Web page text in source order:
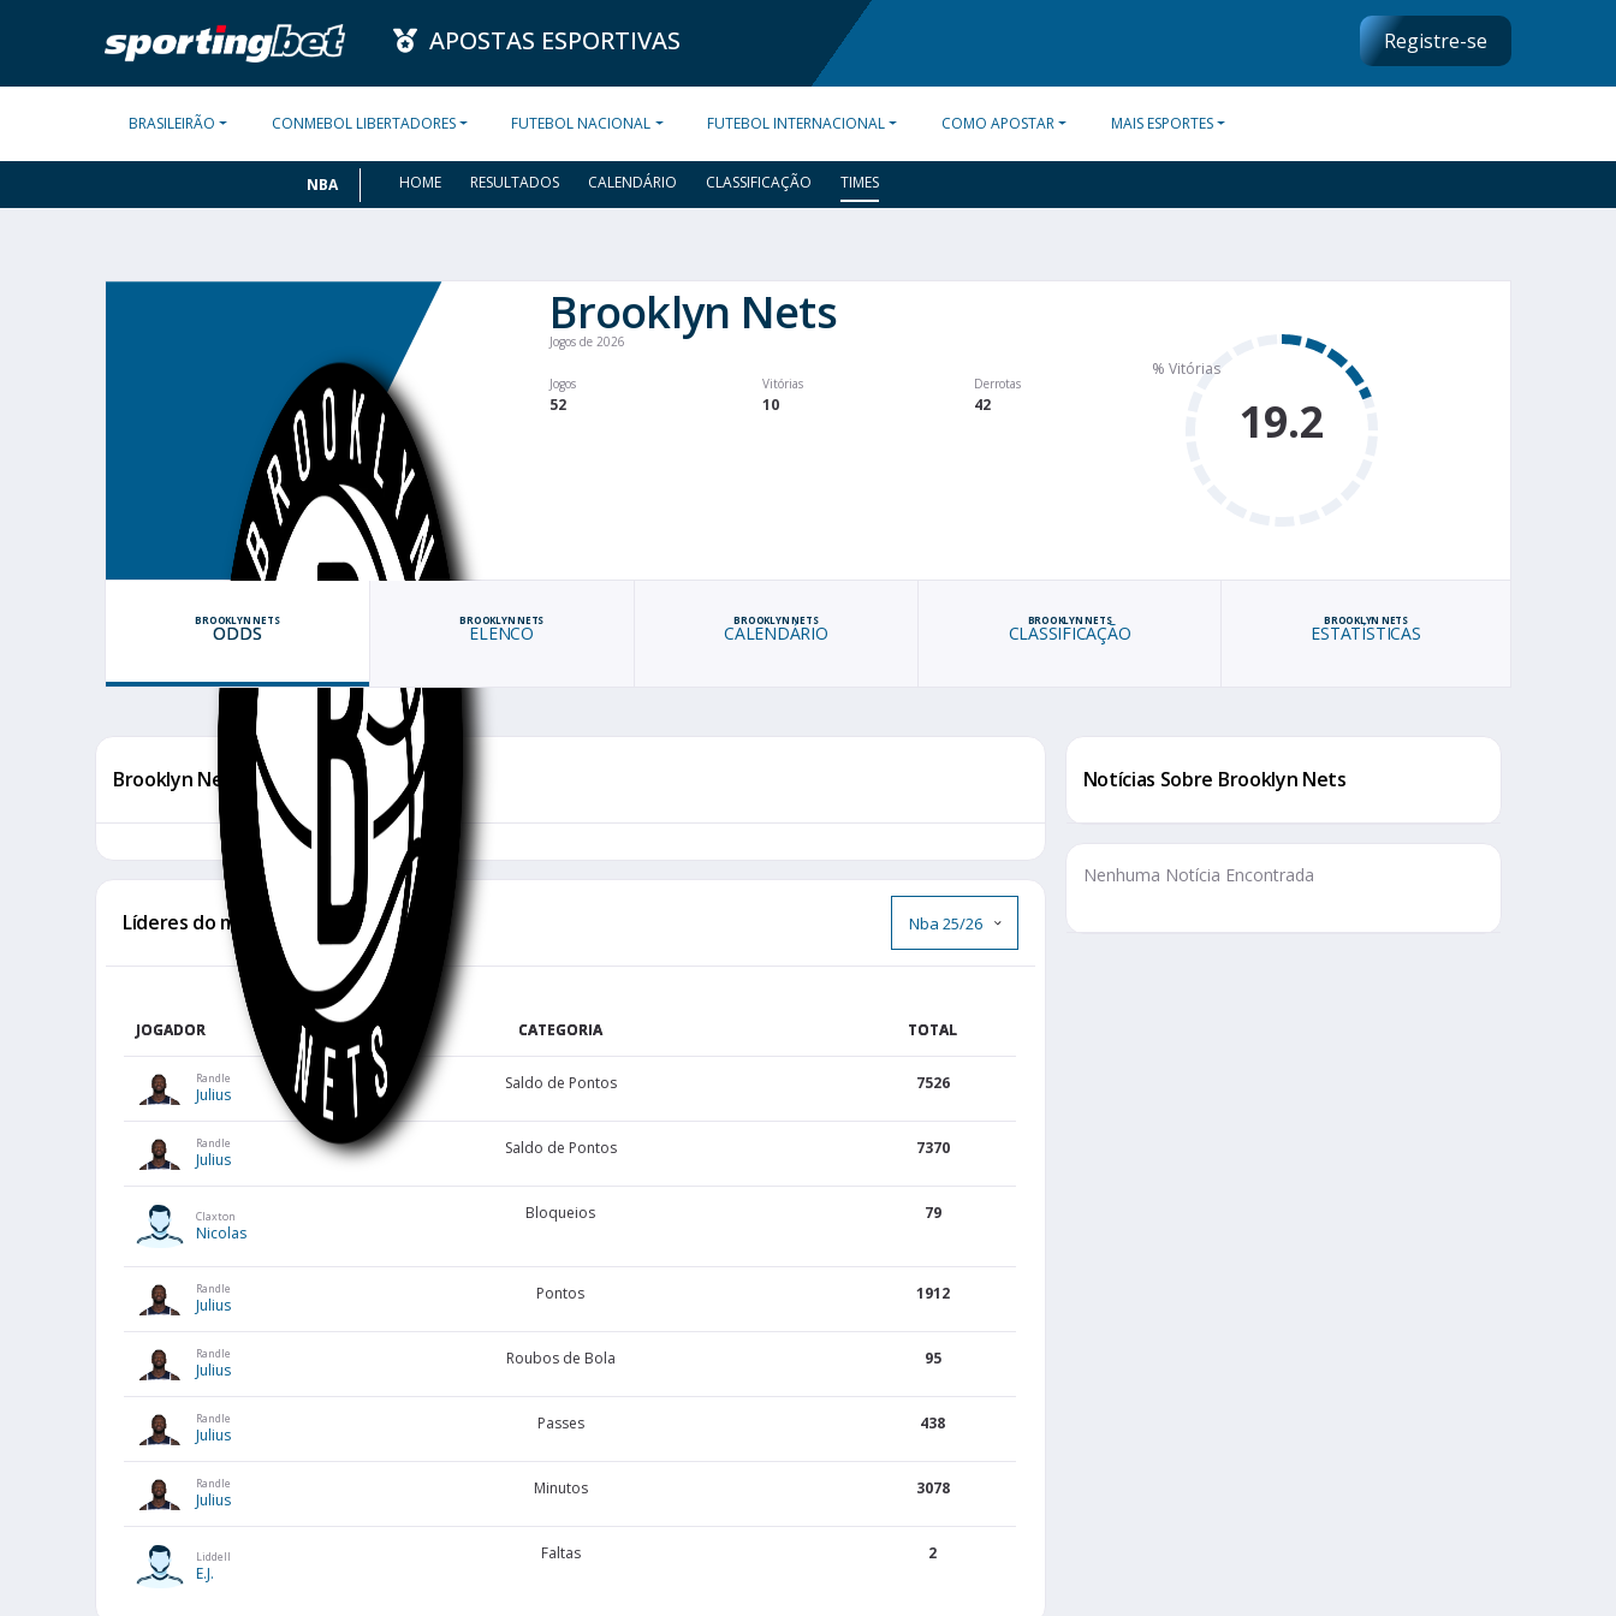
APOSTAS ESPORTIVAS Registre-se
BRASILEIRÃO CONMEBOL LIBERTADORES FUTEBOL NACIONAL FUTEBOL INTERNACIONAL COMO APOSTAR MAIS ESPORTES
NBA HOME RESULTADOS CALENDÁRIO CLASSIFICAÇÃO TIMES
Brooklyn Nets
Jogos de 2026
Jogos
52
Vitórias
10
Derrotas
42 19.2
BROOKLYN NETS
ODDS
BROOKLYN NETS
ELENCO
BROOKLYN NETS
CALENDÁRIO
BROOKLYN NETS
CLASSIFICAÇÃO
BROOKLYN NETS
ESTATÍSTICAS
Brooklyn Nets Odds
Líderes do momento
JOGADOR CATEGORIA TOTAL
Randle
Julius
Saldo de Pontos 7526
Randle
Julius
Saldo de Pontos 7370
Claxton
Nicolas
Bloqueios 79
Randle
Julius
Pontos 1912
Randle
Julius
Roubos de Bola 95
Randle
Julius
Passes 438
Randle
Julius
Minutos 3078
Liddell
E.J.
Faltas 2
Notícias Sobre Brooklyn Nets
Nenhuma Notícia Encontrada